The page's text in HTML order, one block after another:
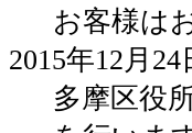
お客様は
2015年12月24
多摩区役